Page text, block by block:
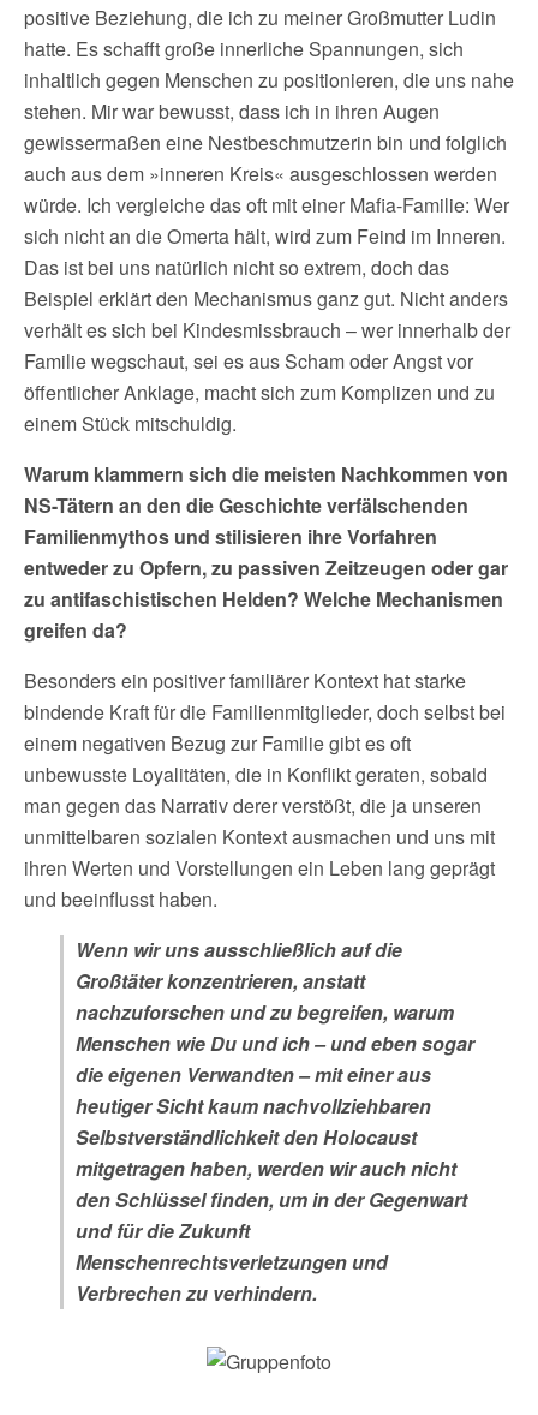
positive Beziehung, die ich zu meiner Großmutter Ludin
hatte. Es schafft große innerliche Spannungen, sich
inhaltlich gegen Menschen zu positionieren, die uns nahe
stehen. Mir war bewusst, dass ich in ihren Augen
gewissermaßen eine Nestbeschmutzerin bin und folglich
auch aus dem »inneren Kreis« ausgeschlossen werden
würde. Ich vergleiche das oft mit einer Mafia-Familie: Wer
sich nicht an die Omerta hält, wird zum Feind im Inneren.
Das ist bei uns natürlich nicht so extrem, doch das
Beispiel erklärt den Mechanismus ganz gut. Nicht anders
verhält es sich bei Kindesmissbrauch – wer innerhalb der
Familie wegschaut, sei es aus Scham oder Angst vor
öffentlicher Anklage, macht sich zum Komplizen und zu
einem Stück mitschuldig.
Warum klammern sich die meisten Nachkommen von
NS-Tätern an den die Geschichte verfälschenden
Familienmythos und stilisieren ihre Vorfahren
entweder zu Opfern, zu passiven Zeitzeugen oder gar
zu antifaschistischen Helden? Welche Mechanismen
greifen da?
Besonders ein positiver familiärer Kontext hat starke
bindende Kraft für die Familienmitglieder, doch selbst bei
einem negativen Bezug zur Familie gibt es oft
unbewusste Loyalitäten, die in Konflikt geraten, sobald
man gegen das Narrativ derer verstößt, die ja unseren
unmittelbaren sozialen Kontext ausmachen und uns mit
ihren Werten und Vorstellungen ein Leben lang geprägt
und beeinflusst haben.
Wenn wir uns ausschließlich auf die
Großtäter konzentrieren, anstatt
nachzuforschen und zu begreifen, warum
Menschen wie Du und ich – und eben sogar
die eigenen Verwandten – mit einer aus
heutiger Sicht kaum nachvollziehbaren
Selbstverständlichkeit den Holocaust
mitgetragen haben, werden wir auch nicht
den Schlüssel finden, um in der Gegenwart
und für die Zukunft
Menschenrechtsverletzungen und
Verbrechen zu verhindern.